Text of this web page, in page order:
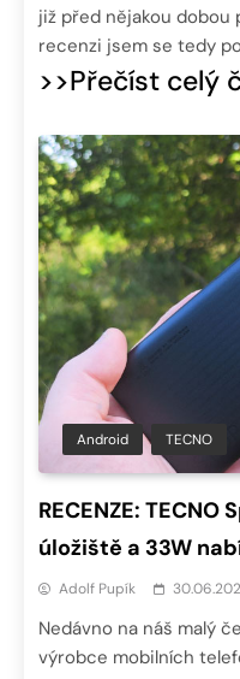
již před nějakou dobou
recenzi jsem se tedy
>>Přečíst celý
Android TECNO
RECENZE: TECNO
úložiště a 33W
Adolf Pupík
Nedávno na náš malý
výrobce mobilních